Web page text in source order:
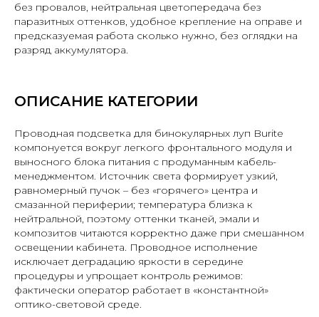
без провалов, нейтральная цветопередача без
паразитных оттенков, удобное крепление на оправе и
предсказуемая работа сколько нужно, без оглядки на
разряд аккумулятора.
ОПИСАНИЕ КАТЕГОРИИ
Проводная подсветка для бинокулярных луп Burite
компонуется вокруг легкого фронтального модуля и
выносного блока питания с продуманным кабель-
менеджментом. Источник света формирует узкий,
равномерный пучок – без «горячего» центра и
смазанной периферии; температура близка к
нейтральной, поэтому оттенки тканей, эмали и
композитов читаются корректно даже при смешанном
освещении кабинета. Проводное исполнение
исключает деградацию яркости в середине
процедуры и упрощает контроль режимов:
фактически оператор работает в «константной»
оптико-световой среде.